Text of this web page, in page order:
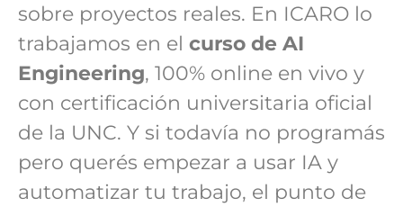
sobre proyectos reales. En ICARO lo
trabajamos en el curso de AI
Engineering, 100% online en vivo y
con certificación universitaria oficial
de la UNC. Y si todavía no programás
pero querés empezar a usar IA y
automatizar tu trabajo, el punto de